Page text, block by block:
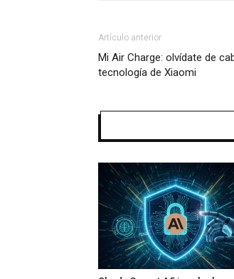
Artículo anterior
Mi Air Charge: olvídate de
tecnología de Xiaomi